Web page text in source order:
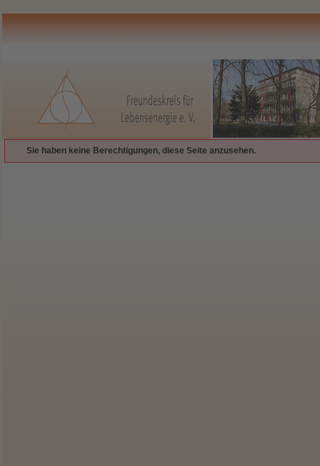
Sie haben keine Berechtigungen, diese Seite anzusehen.